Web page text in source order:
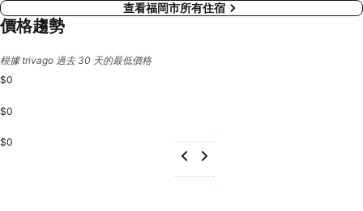
查看福岡市所有住宿
價格趨勢
根據 trivago 過去 30 天的最低價格
$0
$0
$0